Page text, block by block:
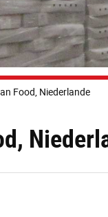
Food, Niederlande